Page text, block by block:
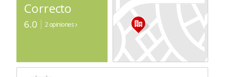
Correcto
6.0 2 opiniones